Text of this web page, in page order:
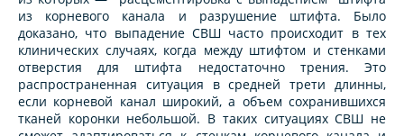
из корневого канала и разрушение штифта. Было
доказано, что выпадение СВШ часто происходит в тех
клинических случаях, когда между штифтом и стенками
отверстия для штифта недостаточно трения. Это
распространенная ситуация в средней трети длинны,
если корневой канал широкий, а объем сохранившихся
тканей коронки небольшой. В таких ситуациях СВШ не